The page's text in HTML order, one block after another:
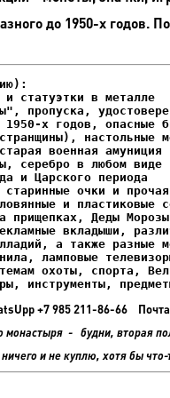
до 1950-х годов.
статуэтки в металле
пропуска,
Деды
инструменты,
+7 985 211-86-66
монастыря - будни, вторая
и не куплю, хотя бы что-